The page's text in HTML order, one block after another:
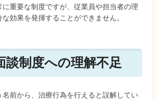
重要な制度ですが、従業員や担当者の理
効果を発揮することができません。
談制度への理解不足
名前から、治療行為を行えると誤解してい